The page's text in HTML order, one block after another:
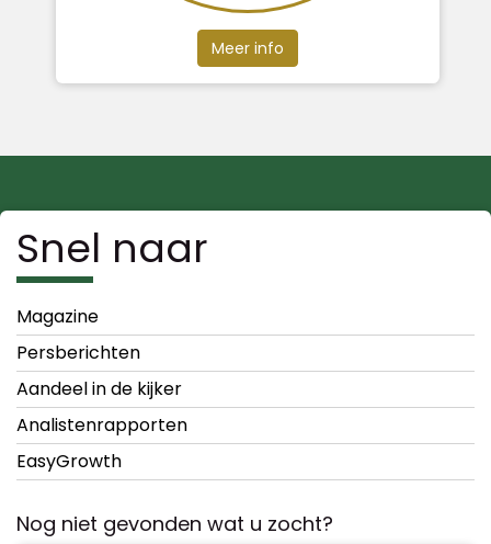
Meer info
Snel naar
Magazine
Persberichten
Aandeel in de kijker
Analistenrapporten
EasyGrowth
Nog niet gevonden wat u zocht?